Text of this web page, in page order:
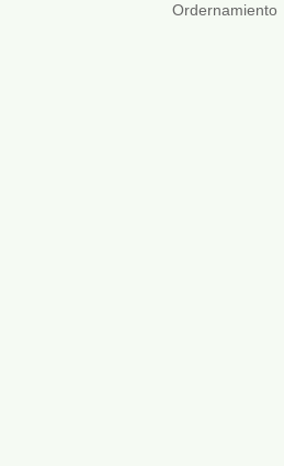
Ordernamiento